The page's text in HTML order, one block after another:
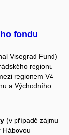
fondu
Visegrad Fund)
regionu
regionem V4
a Východního
(v případě zájmu
Hábovou